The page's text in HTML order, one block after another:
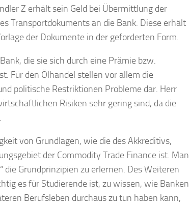
Z erhält sein Geld bei Übermittlung der
Transportdokuments an die Bank. Diese erhält
der Dokumente in der geforderten Form.
die sie sich durch eine Prämie bzw.
Für den Ölhandel stellen vor allem die
politische Restriktionen Probleme dar. Herr
Risiken sehr gering sind, da die
von Grundlagen, wie die des Akkreditivs,
der Commodity Trade Finance ist. Man
die Grundprinzipien zu erlernen. Des Weiteren
es für Studierende ist, zu wissen, wie Banken
Berufsleben durchaus zu tun haben kann,